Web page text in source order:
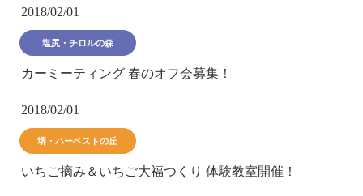
2018/02/01
塩尻・チロルの森
カーミーティング 春のオフ会募集！
2018/02/01
堺・ハーベストの丘
いちご摘み＆いちご大福つくり 体験教室開催！